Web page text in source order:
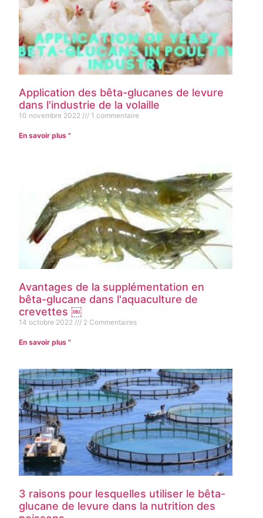
Application des bêta-glucanes de levure
dans l'industrie de la volaille
10 novembre 2022 1 commentaire
En savoir plus "
Avantages de la supplémentation en
bêta-glucane dans l'aquaculture de
crevettes ￼
14 octobre 2022 2 Commentaires
En savoir plus "
3 raisons pour lesquelles utiliser le bêta-
glucane de levure dans la nutrition des